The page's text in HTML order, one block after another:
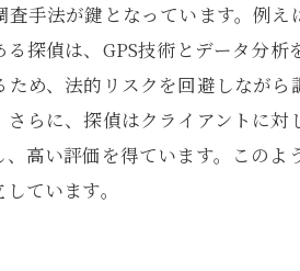
有の条例とその影響
面する法律変更への対応
界を理解した上での調査実施
東京都の個人情報調査の実態と法
手法が鍵となっています。例
探偵は、GPS技術とデータ分
め、法的リスクを回避しなが
らに、探偵はクライアントに
高い評価を得ています。この
ています。